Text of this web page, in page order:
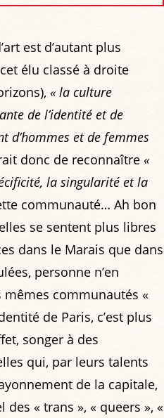
est d’autant plus
élu classé à droite
« la culture
de l’identité et de
d’hommes et de femmes
donc de reconnaître «
la singularité et la
communauté… Ah bon
se sentent plus libres
dans le Marais que dans
personne n’en
communautés «
de Paris, c’est plus
songer à des
qui, par leurs talents
de la capitale,
« trans », « queers », «